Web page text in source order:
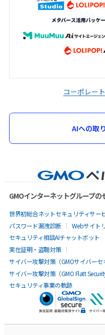
コーポレー
AIへの取
GMOインターネットグループ
世界初総合ネットセキュリティサー
パスワード漏洩診断
Webサイト
セキュリティ相談AIチャットボット
実在証明・盗聴対策
サイバー攻撃対策（GMOサイバーセ
サイバー攻撃対策（GMO Flatt Security
セキュリティ事業の軌跡